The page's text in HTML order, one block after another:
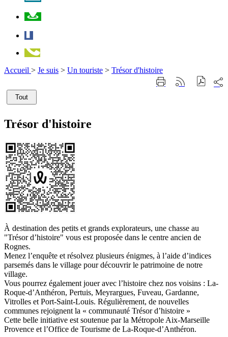
Accueil > Je suis > Un touriste > Trésor d'histoire
ImprimerGénérer
sur
Tout
Trésor d'histoire
À destination des petits et grands explorateurs, une chasse au
"Trésor d’histoire" vous est proposée dans le centre ancien de
Rognes.
Menez l’enquête et résolvez plusieurs énigmes, à l’aide d’indices
parsemés dans le village pour découvrir le patrimoine de notre
village.
Vous pourrez également jouer avec l’histoire chez nos voisins : La-
Roque-d’Anthéron, Pertuis, Meyrargues, Fuveau, Gardanne,
Vitrolles et Port-Saint-Louis. Régulièrement, de nouvelles
communes rejoignent la « communauté Trésor d’histoire »
Cette belle initiative est soutenue par la Métropole Aix-Marseille
Provence et l’Office de Tourisme de La-Roque-d’Anthéron.